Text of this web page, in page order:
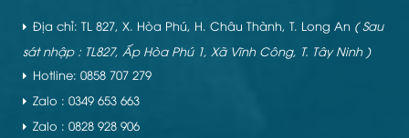
Địa chỉ: TL 827, X. Hòa Phú, H. Châu Thành, T. Long An ( Sau
sát nhập : TL827, Ấp Hòa Phú 1, Xã Vĩnh Công, T. Tây Ninh )
Hotline: 0858 707 279
Zalo : 0349 653 663
Zalo : 0828 928 906